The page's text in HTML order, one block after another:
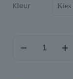
Kleur